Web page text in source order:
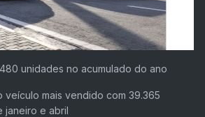
unidades no acumulado do ano
veículo mais vendido com 39.365
janeiro e abril